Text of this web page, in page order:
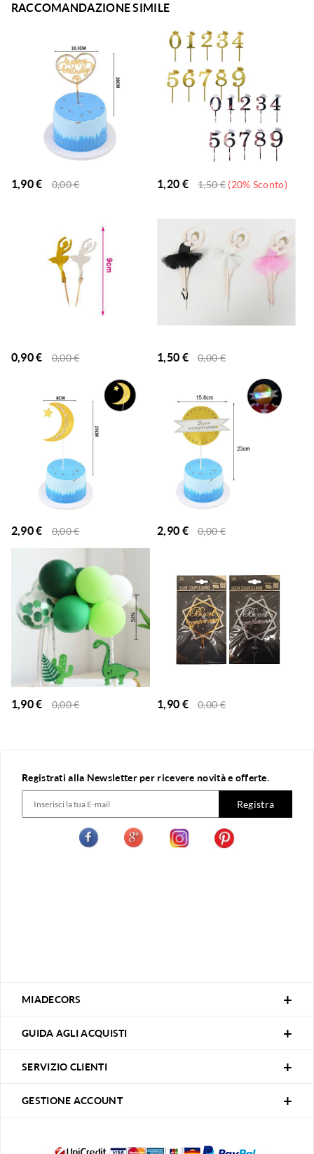
RACCOMANDAZIONE SIMILE
1,90€ 0,00€ 1,20 € 1,50€ (20% Sconto)
0,90€ 0,00€ 1,50 € 0,00€
2,90€ 0,00€ 2,90 € 0,00€
1,90€ 0,00€ 1,90 € 0,00€
MIADECORS
GUIDA AGLI ACQUISTI
SERVIZIO CLIENTI
GESTIONE ACCOUNT
Registrati alla Newsletter per ricevere novità e offerte.
Registra